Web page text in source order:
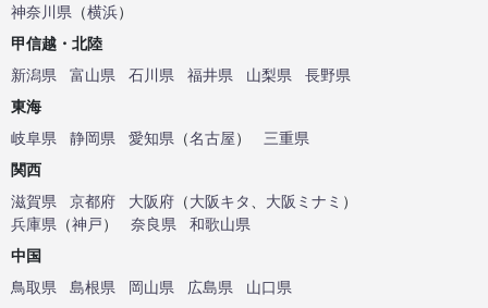
神奈川県 （横浜）
甲信越・北陸
新潟県
富山県 石川県 福井県 山梨県
長野県
東海
岐阜県
静岡県 愛知県 （名古屋）
三重県
関西
滋賀県
京都府 大阪府 （大阪キタ 大阪ミナミ ）
兵庫県 （神戸） 奈良県
和歌山県
中国
鳥取県
島根県 岡山県 広島県
山口県